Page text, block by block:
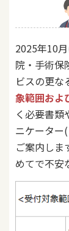
各種サ
かんぽ
ご契約
保険用
お問い
ご契約
保険用
お問い
かんぽ
すこや
ラジオ
ラジオ
かんぽ
かんぽ
お客さ
2025年10
院・手術保
ビスの更な
象範囲およ
く必要書類
ニケーター
ご案内しま
めてで不安